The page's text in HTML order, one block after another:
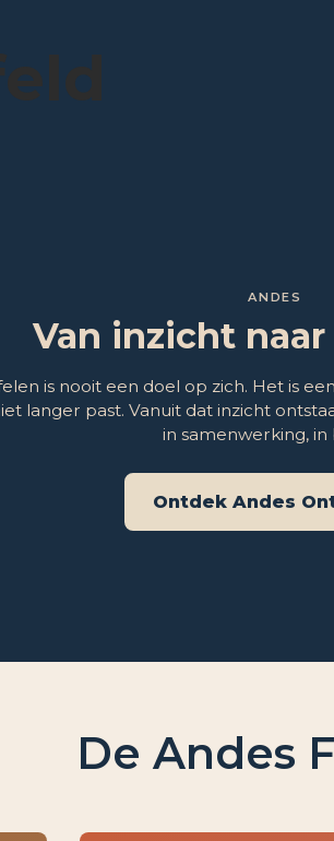
ANDES
Van inzicht
is nooit een doel op zich. Het is
langer past. Vanuit dat inzicht
in samenwerking, in
Ontdek Andes
De Andes